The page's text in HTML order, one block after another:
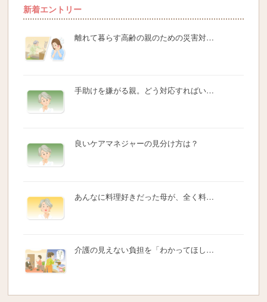
新着エントリー
離れて暮らす高齢の親のための災害対…
手助けを嫌がる親。どう対応すればい…
良いケアマネジャーの見分け方は？
あんなに料理好きだった母が、全く料…
介護の見えない負担を「わかってほし…